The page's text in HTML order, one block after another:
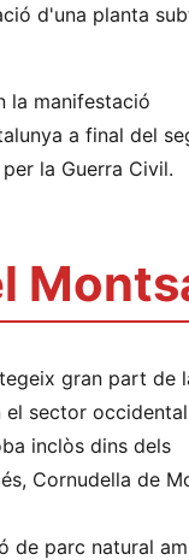
d'una planta
la manifestació
a final del
la Guerra Civil.
gran part de
el sector
inclòs dins dels
Cornudella de
de parc natural